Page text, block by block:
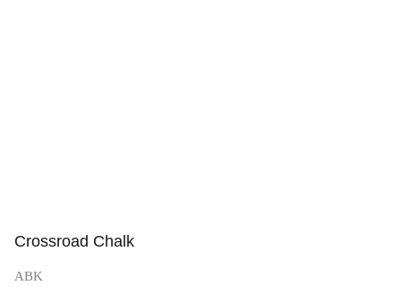
Crossroad Chalk
ABK